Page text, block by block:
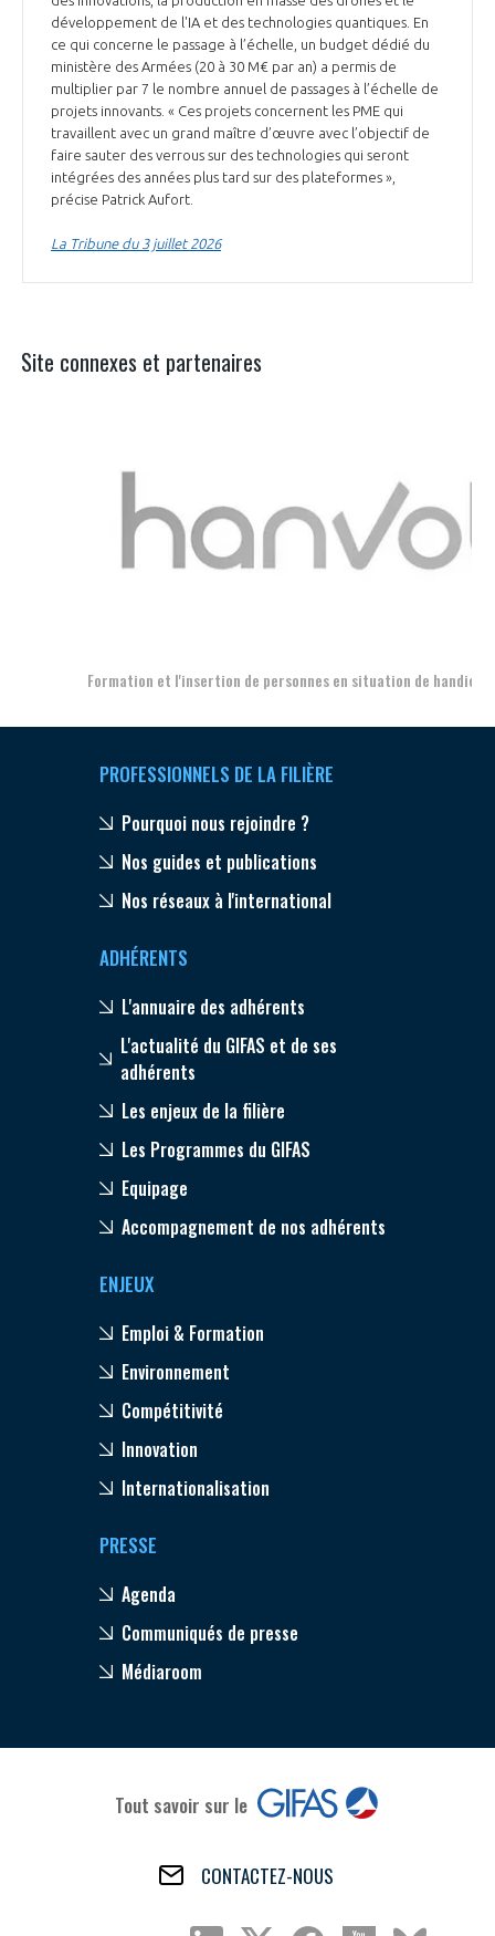
développement de l'IA et des technologies quantiques. En
ce qui concerne le passage à l’échelle, un budget dédié du
ministère des Armées (20 à 30 M€ par an) a permis de
multiplier par 7 le nombre annuel de passages à l’échelle de
projets innovants. « Ces projets concernent les PME qui
travaillent avec un grand maître d’œuvre avec l’objectif de
faire sauter des verrous sur des technologies qui seront
intégrées des années plus tard sur des plateformes »,
précise Patrick Aufort.
La Tribune du 3 juillet 2026
Site connexes et partenaires
Formation et l'insertion de personnes en situation de handicap
PROFESSIONNELS DE LA FILIÈRE
Pourquoi nous rejoindre ?
Nos guides et publications
Nos réseaux à l'international
ADHÉRENTS
L'annuaire des adhérents
L'actualité du GIFAS et de ses
adhérents
Les enjeux de la filière
Les Programmes du GIFAS
Equipage
Accompagnement de nos adhérents
ENJEUX
Emploi & Formation
Environnement
Compétitivité
Innovation
Internationalisation
PRESSE
Agenda
Communiqués de presse
Médiaroom
Tout savoir sur le
CONTACTEZ-NOUS